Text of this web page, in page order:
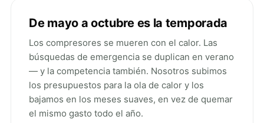
De mayo a octubre es la temporada
Los compresores se mueren con el calor. Las
búsquedas de emergencia se duplican en verano
— y la competencia también. Nosotros subimos
los presupuestos para la ola de calor y los
bajamos en los meses suaves, en vez de quemar
el mismo gasto todo el año.